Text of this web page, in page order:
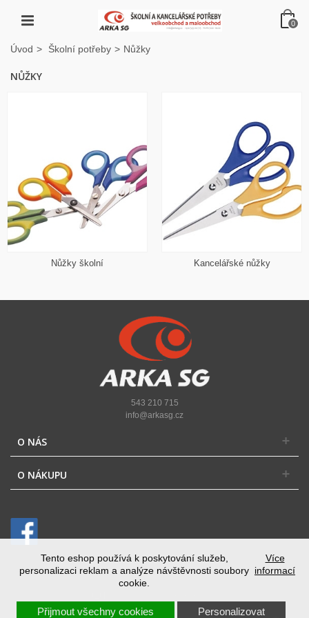
Tento eshop používá k poskytování služeb,
personalizaci reklam a analýze návštěvnosti soubory
cookie.
Více
informací
Přijmout všechny cookies Personalizovat
0
Úvod > Školní potřeby > Nůžky
NŮŽKY
Nůžky školní Kancelářské nůžky
543 210 715
info@arkasg.cz
O NÁS
O NÁKUPU